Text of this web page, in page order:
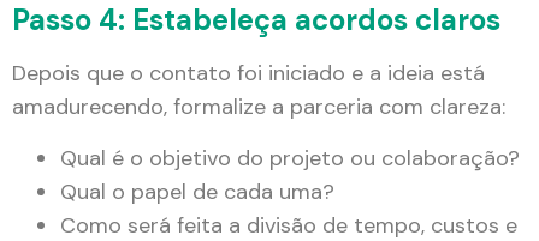
Passo 4: Estabeleça acordos claros
Depois que o contato foi iniciado e a ideia está
amadurecendo, formalize a parceria com clareza:
Qual é o objetivo do projeto ou colaboração?
Qual o papel de cada uma?
Como será feita a divisão de tempo, custos e